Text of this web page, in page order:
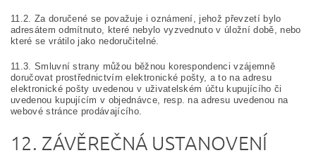
11.2. Za doručené se považuje i oznámení, jehož převzetí bylo
adresátem odmítnuto, které nebylo vyzvednuto v úložní době, nebo
které se vrátilo jako nedoručitelné.
11.3. Smluvní strany můžou běžnou korespondenci vzájemně
doručovat prostřednictvím elektronické pošty, a to na adresu
elektronické pošty uvedenou v uživatelském účtu kupujícího či
uvedenou kupujícím v objednávce, resp. na adresu uvedenou na
webové stránce prodávajícího.
12. ZÁVĚREČNÁ USTANOVENÍ